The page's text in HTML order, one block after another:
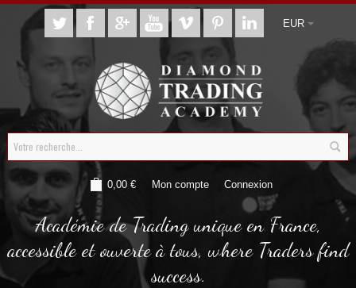
EUR
0,00 € Mon compte Connexion
Académie de Trading unique en France,
accessible et ouverte à tous, where Traders find
success.